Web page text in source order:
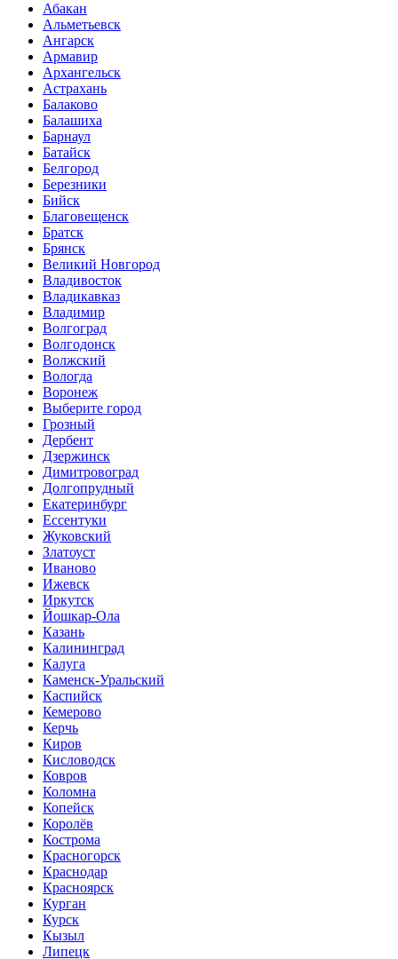
Абакан
Альметьевск
Ангарск
Армавир
Архангельск
Астрахань
Балаково
Балашиха
Барнаул
Батайск
Белгород
Березники
Бийск
Благовещенск
Братск
Брянск
Великий Новгород
Владивосток
Владикавказ
Владимир
Волгоград
Волгодонск
Волжский
Вологда
Воронеж
Выберите город
Грозный
Дербент
Дзержинск
Димитровоград
Долгопрудный
Екатеринбург
Ессентуки
Жуковский
Златоуст
Иваново
Ижевск
Иркутск
Йошкар-Ола
Казань
Калининград
Калуга
Каменск-Уральский
Каспийск
Кемерово
Керчь
Киров
Кисловодск
Ковров
Коломна
Копейск
Королёв
Кострома
Красногорск
Краснодар
Красноярск
Курган
Курск
Кызыл
Липецк